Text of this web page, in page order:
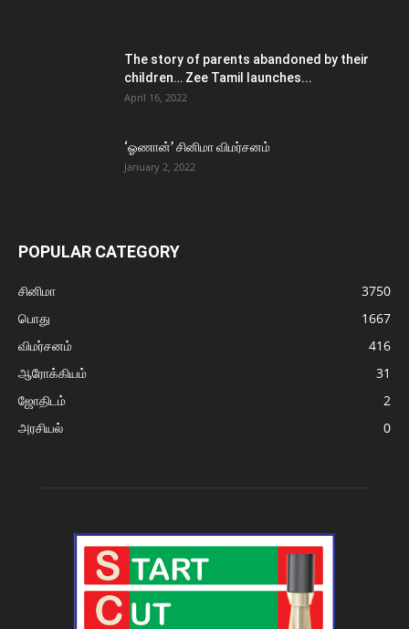
The story of parents abandoned by their
children… Zee Tamil launches...
April 16, 2022
‘ஓணான்’ சினிமா விமர்சனம்
January 2, 2022
POPULAR CATEGORY
சினிமா
3750
பொது
1667
விமர்சனம்
416
ஆரோக்கியம்
31
ஜோதிடம்
2
அரசியல்
0